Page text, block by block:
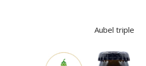
Aubel triple